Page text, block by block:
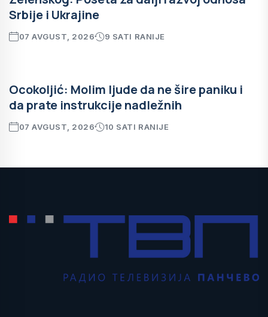
Srbije i Ukrajine
07 AVGUST, 2026 9 SATI RANIJE
Ocokoljić: Molim ljude da ne šire paniku i
da prate instrukcije nadležnih
07 AVGUST, 2026 10 SATI RANIJE